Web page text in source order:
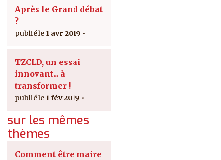
Après le Grand débat
?
1 avr 2019
TZCLD, un essai
innovant... à
transformer !
1 fév 2019
sur les mêmes
thèmes
Comment être maire